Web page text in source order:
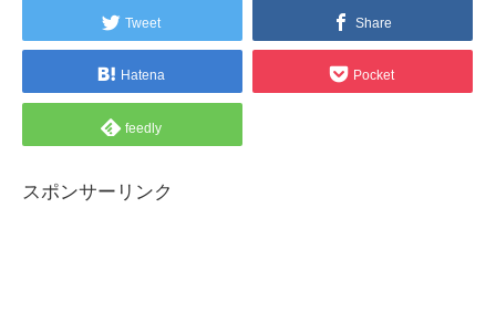
Tweet Share
Hatena Pocket
feedly
スポンサーリンク